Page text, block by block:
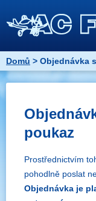
Domů > Objednávka
poukaz
Prostřednictvím
pohodlně poslat
Objednávka je